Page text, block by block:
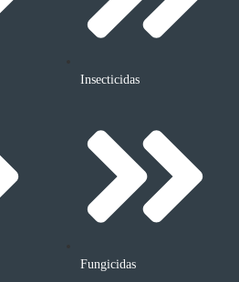
Insecticidas
Fungicidas